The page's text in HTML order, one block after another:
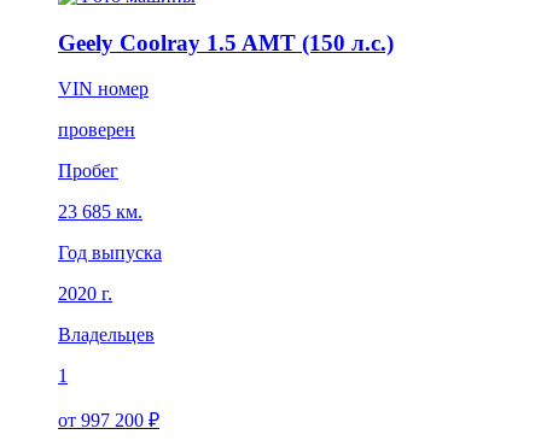
Geely Coolray 1.5 AMT (150 л.с.)
VIN номер
проверен
Пробег
23 685 км.
Год выпуска
2020 г.
Владельцев
1
от 997 200 ₽